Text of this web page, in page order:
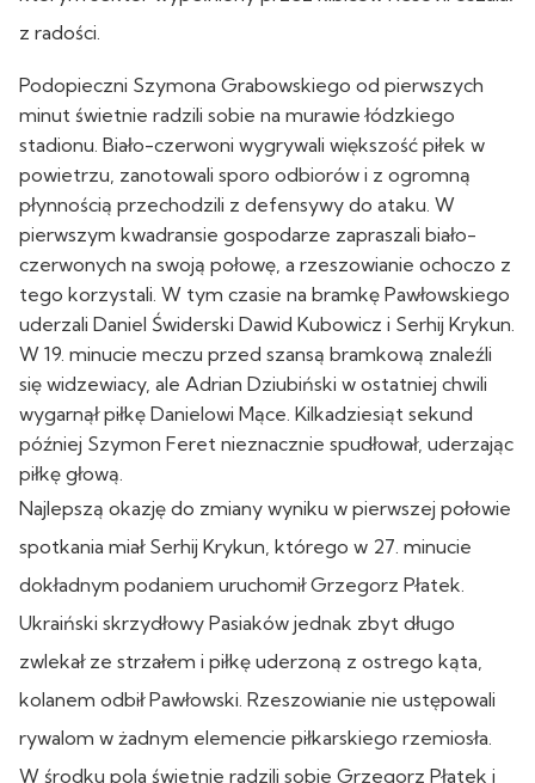
z radości.
Podopieczni Szymona Grabowskiego od pierwszych
minut świetnie radzili sobie na murawie łódzkiego
stadionu. Biało-czerwoni wygrywali większość piłek w
powietrzu, zanotowali sporo odbiorów i z ogromną
płynnością przechodzili z defensywy do ataku. W
pierwszym kwadransie gospodarze zapraszali biało-
czerwonych na swoją połowę, a rzeszowianie ochoczo z
tego korzystali. W tym czasie na bramkę Pawłowskiego
uderzali Daniel Świderski Dawid Kubowicz i Serhij Krykun.
W 19. minucie meczu przed szansą bramkową znaleźli
się widzewiacy, ale Adrian Dziubiński w ostatniej chwili
wygarnął piłkę Danielowi Mące. Kilkadziesiąt sekund
później Szymon Feret nieznacznie spudłował, uderzając
piłkę głową.
Najlepszą okazję do zmiany wyniku w pierwszej połowie
spotkania miał Serhij Krykun, którego w 27. minucie
dokładnym podaniem uruchomił Grzegorz Płatek.
Ukraiński skrzydłowy Pasiaków jednak zbyt długo
zwlekał ze strzałem i piłkę uderzoną z ostrego kąta,
kolanem odbił Pawłowski. Rzeszowianie nie ustępowali
rywalom w żadnym elemencie piłkarskiego rzemiosła.
W środku pola świetnie radzili sobie Grzegorz Płatek i